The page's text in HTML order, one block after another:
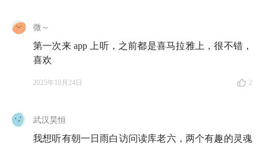
如果你对备用金的用途有更明确的要求，还可以使用有
知有行独有的「心理账户」功能，来把「确定要用的
钱」和「备而不用的钱」分开来。如果你的备用金有 6
稍增厚一些收益，当然也要注意，短
高，但依然可能有单日或短期亏损风险。
微～
第一次来 app 上听，之前都是喜马拉雅上，很不错，
喜欢
2025年10月24日 2
武汉昊恒
我想听有朝一日雨白访问读库老六，两个有趣的灵魂